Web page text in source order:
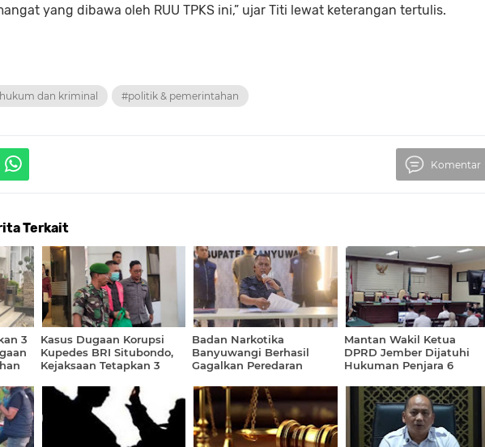
yang dibawa oleh RUU TPKS ini,” ujar Titi lewat keterangan tertulis.
dan kriminal #politik & pemerintahan
Komentar
Terkait
3
Kasus Dugaan Korupsi
Kupedes BRI Situbondo,
Kejaksaan Tetapkan 3
Badan Narkotika
Banyuwangi Berhasil
Gagalkan Peredaran
Mantan Wakil Ketua
DPRD Jember Dijatuhi
Hukuman Penjara 6